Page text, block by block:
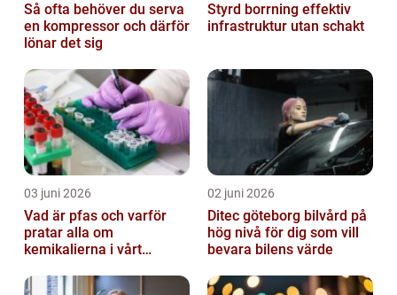
Så ofta behöver du serva
en kompressor och därför
lönar det sig
Styrd borrning effektiv
infrastruktur utan schakt
03 juni 2026
Vad är pfas och varför
pratar alla om
kemikalierna i vårt
02 juni 2026
Ditec göteborg bilvård på
hög nivå för dig som vill
bevara bilens värde